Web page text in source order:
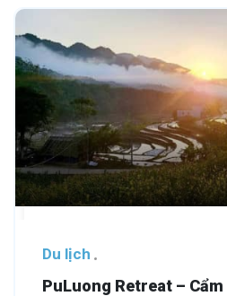
Du lịch
PuLuong Retreat –